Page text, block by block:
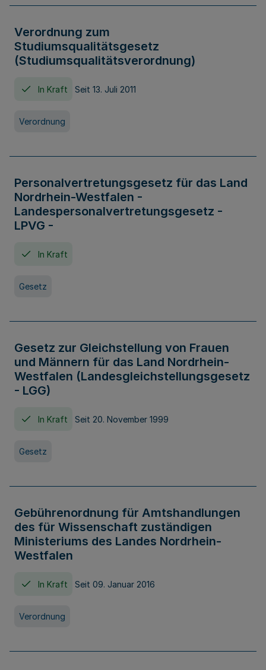
Verordnung zum
Studiumsqualitätsgesetz
(Studiumsqualitätsverordnung)
In Kraft Seit 13. Juli 2011
Verordnung
Personalvertretungsgesetz für das Land
Nordrhein-Westfalen -
Landespersonalvertretungsgesetz -
LPVG -
In Kraft
Gesetz
Gesetz zur Gleichstellung von Frauen
und Männern für das Land Nordrhein-
Westfalen (Landesgleichstellungsgesetz
- LGG)
In Kraft Seit 20. November 1999
Gesetz
Gebührenordnung für Amtshandlungen
des für Wissenschaft zuständigen
Ministeriums des Landes Nordrhein-
Westfalen
In Kraft Seit 09. Januar 2016
Verordnung